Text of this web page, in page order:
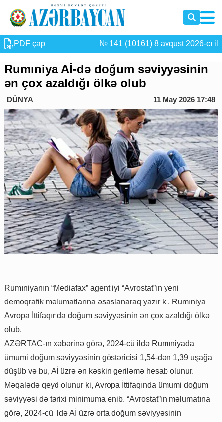
PDF çap № 141 (10161) 8 avqust 2026-cı il
Rumıniya Aİ-də doğum səviyyəsinin
ən çox azaldığı ölkə olub
DÜNYA 11 May 2026 17:48
Rumıniyanın “Mediafax” agentliyi “Avrostat”ın yeni
demoqrafik məlumatlarına əsaslanaraq yazır ki, Rumıniya
Avropa İttifaqında doğum səviyyəsinin ən çox azaldığı ölkə
olub.
AZƏRTAC-ın xəbərinə görə, 2024-cü ildə Rumıniyada
ümumi doğum səviyyəsinin göstəricisi 1,54-dən 1,39 uşağa
düşüb və bu, Aİ üzrə ən kəskin geriləmə hesab olunur.
Məqalədə qeyd olunur ki, Avropa İttifaqında ümumi doğum
səviyyəsi də tarixi minimuma enib. “Avrostat”ın məlumatına
görə, 2024-cü ildə Aİ üzrə orta doğum səviyyəsinin